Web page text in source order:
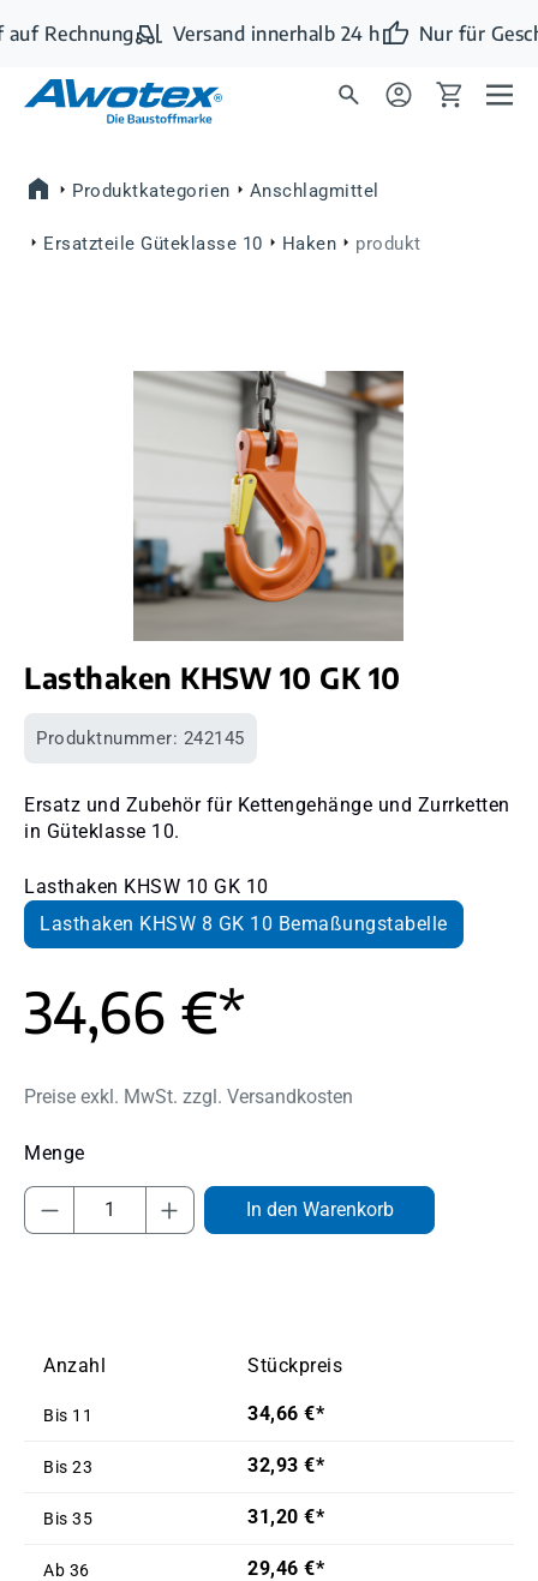
Zum Hauptinhalt springen
Rechnung Versand innerhalb 24 h Nur für
Produktkategorien Anschlagmittel
Ersatzteile Güteklasse 10 Haken produkt
Bildergalerie überspringen
Lasthaken KHSW 10 GK 10
Produktnummer: 242145
Ersatz und Zubehör für Kettengehänge und Zurrketten
in Güteklasse 10.
Lasthaken KHSW 10 GK 10
Lasthaken KHSW 8 GK 10 Bemaßungstabelle
34,66 €*
Preise exkl. MwSt. zzgl. Versandkosten
Produkt Anzahl: Gib den gewünschten
In den Warenkorb
Anzahl Stückpreis
Bis 11 34,66 €*
Bis 23 32,93 €*
Bis 35 31,20 €*
Ab 36 29,46 €*